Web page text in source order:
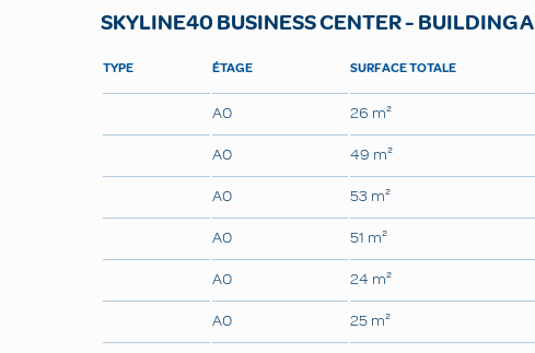
SKYLINE40 BUSINESS CENTER - BUILDING A
TYPE ÉTAGE SURFACE TOTALE
A0
26 m²
A0
49 m²
A0
53 m²
A0
51 m²
A0
24 m²
A0
25 m²